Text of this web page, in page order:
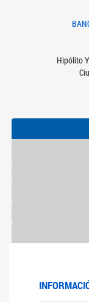
Hipólito